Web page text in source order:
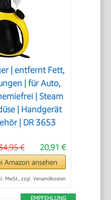
| entfernt Fett,
| für Auto,
| Steam
| Handgerät
| DR 3653
20,91 €
€
Amazon ansehen
MwSt., zzgl. Versandkosten
EMPFEHLUNG